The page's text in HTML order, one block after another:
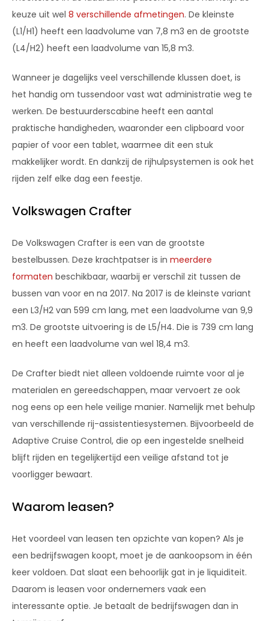
keuze uit wel 8 verschillende afmetingen. De kleinste
(L1/H1) heeft een laadvolume van 7,8 m3 en de grootste
(L4/H2) heeft een laadvolume van 15,8 m3.
Wanneer je dagelijks veel verschillende klussen doet, is
het handig om tussendoor vast wat administratie weg te
werken. De bestuurderscabine heeft een aantal
praktische handigheden, waaronder een clipboard voor
papier of voor een tablet, waarmee dit een stuk
makkelijker wordt. En dankzij de rijhulpsystemen is ook het
rijden zelf elke dag een feestje.
Volkswagen Crafter
De Volkswagen Crafter is een van de grootste
bestelbussen. Deze krachtpatser is in meerdere
formaten beschikbaar, waarbij er verschil zit tussen de
bussen van voor en na 2017. Na 2017 is de kleinste variant
een L3/H2 van 599 cm lang, met een laadvolume van 9,9
m3. De grootste uitvoering is de L5/H4. Die is 739 cm lang
en heeft een laadvolume van wel 18,4 m3.
De Crafter biedt niet alleen voldoende ruimte voor al je
materialen en gereedschappen, maar vervoert ze ook
nog eens op een hele veilige manier. Namelijk met behulp
van verschillende rij-assistentiesystemen. Bijvoorbeeld de
Adaptive Cruise Control, die op een ingestelde snelheid
blijft rijden en tegelijkertijd een veilige afstand tot je
voorligger bewaart.
Waarom leasen?
Het voordeel van leasen ten opzichte van kopen? Als je
een bedrijfswagen koopt, moet je de aankoopsom in één
keer voldoen. Dat slaat een behoorlijk gat in je liquiditeit.
Daarom is leasen voor ondernemers vaak een
interessante optie. Je betaalt de bedrijfswagen dan in